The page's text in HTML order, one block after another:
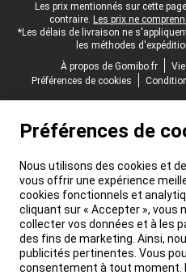
Pied-de-page légal
Les prix mentionnés sur cette
contraire. Les prix ne
*Les délais de livraison ne
les méthodes
À propos de Gomibo.fr
Préférences de cookies
Préférences de
Nous utilisons des cookies et
vous offrir une expérience
cookies fonctionnels et
cliquant sur « Accepter », vous
collecter vos données et à les
des fins de marketing. Ainsi,
publicités pertinentes. Vous
consentement à tout moment.